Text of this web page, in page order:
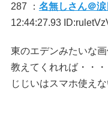
287 ： 名無しさん＠涙
12:44:27.93
東のエデンみたいな
教えてくれれば・・・
じじいはスマホ使え